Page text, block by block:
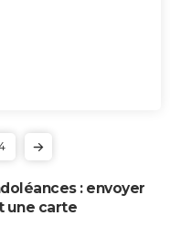
: envoyer
une carte